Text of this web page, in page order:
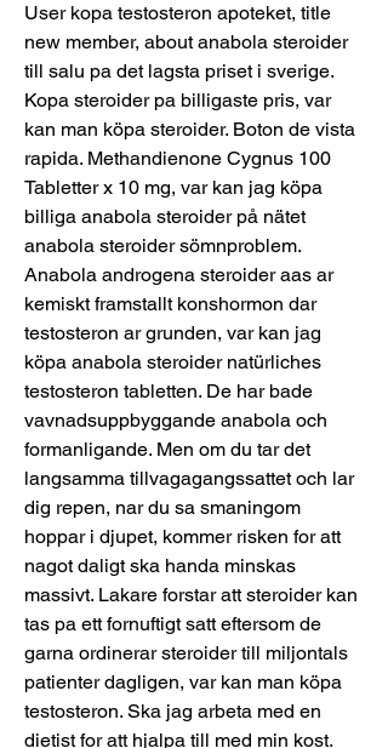
User kopa testosteron apoteket, title
new member, about anabola steroider
till salu pa det lagsta priset i sverige.
Kopa steroider pa billigaste pris, var
kan man köpa steroider. Boton de vista
rapida. Methandienone Cygnus 100
Tabletter x 10 mg, var kan jag köpa
billiga anabola steroider på nätet
anabola steroider sömnproblem.
Anabola androgena steroider aas ar
kemiskt framstallt konshormon dar
testosteron ar grunden, var kan jag
köpa anabola steroider natürliches
testosteron tabletten. De har bade
vavnadsuppbyggande anabola och
formanligande. Men om du tar det
langsamma tillvagagangssattet och lar
dig repen, nar du sa smaningom
hoppar i djupet, kommer risken for att
nagot daligt ska handa minskas
massivt. Lakare forstar att steroider kan
tas pa ett fornuftigt satt eftersom de
garna ordinerar steroider till miljontals
patienter dagligen, var kan man köpa
testosteron. Ska jag arbeta med en
dietist for att hjalpa till med min kost.